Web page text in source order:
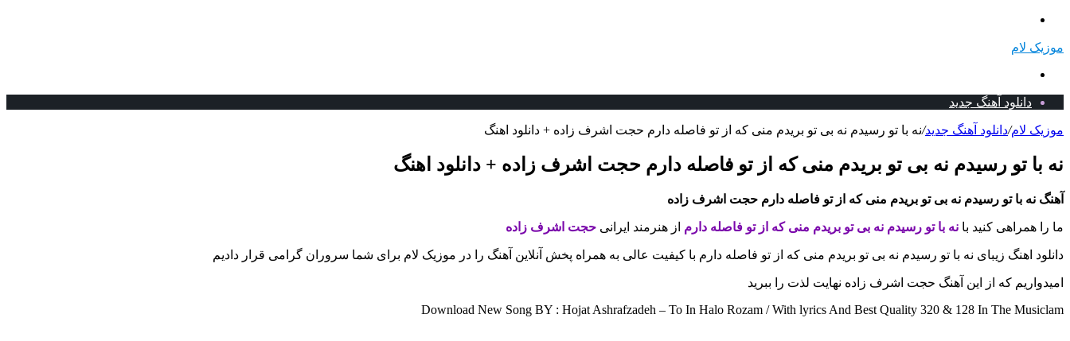
موزیک لام
دانلود آهنگ جدید
موزیک لام/دانلود آهنگ جدید/نه با تو رسیدم نه بی تو بریدم منی که از تو فاصله دارم حجت اشرف زاده + دانلود اهنگ
نه با تو رسیدم نه بی تو بریدم منی که از تو فاصله دارم حجت اشرف زاده + دانلود اهنگ
آهنگ نه با تو رسیدم نه بی تو بریدم منی که از تو فاصله دارم حجت اشرف زاده
ما را همراهی کنید با نه با تو رسیدم نه بی تو بریدم منی که از تو فاصله دارم از هنرمند ایرانی حجت اشرف زاده
دانلود اهنگ زیبای نه با تو رسیدم نه بی تو بریدم منی که از تو فاصله دارم با کیفیت عالی به همراه پخش آنلاین آهنگ را در موزیک لام برای شما سروران گرامی قرار دادیم
امیدواریم که از این آهنگ حجت اشرف زاده نهایت لذت را ببرید
Download New Song BY : Hojat Ashrafzadeh – To In Halo Rozam / With lyrics And Best Quality 320 & 128 In The Musiclam